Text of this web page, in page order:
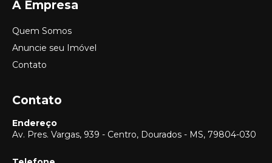
A Empresa
Quem Somos
Anuncie seu Imóvel
Contato
Contato
Endereço
Av. Pres. Vargas, 939 - Centro, Dourados - MS, 79804-030